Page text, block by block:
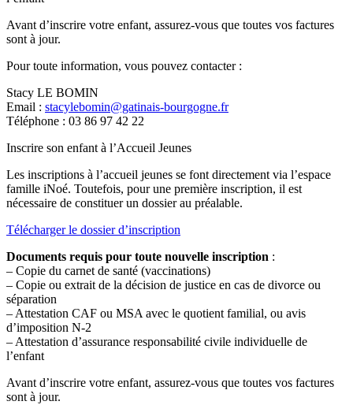
Avant d’inscrire votre enfant, assurez-vous que toutes vos factures
sont à jour.
Pour toute information, vous pouvez contacter :
Stacy LE BOMIN
Email : stacylebomin@gatinais-bourgogne.fr
Téléphone : 03 86 97 42 22
Inscrire son enfant à l’Accueil Jeunes
Les inscriptions à l’accueil jeunes se font directement via l’espace
famille iNoé. Toutefois, pour une première inscription, il est
nécessaire de constituer un dossier au préalable.
Télécharger le dossier d’inscription
Documents requis pour toute nouvelle inscription :
– Copie du carnet de santé (vaccinations)
– Copie ou extrait de la décision de justice en cas de divorce ou
séparation
– Attestation CAF ou MSA avec le quotient familial, ou avis
d’imposition N-2
– Attestation d’assurance responsabilité civile individuelle de
l’enfant
Avant d’inscrire votre enfant, assurez-vous que toutes vos factures
sont à jour.